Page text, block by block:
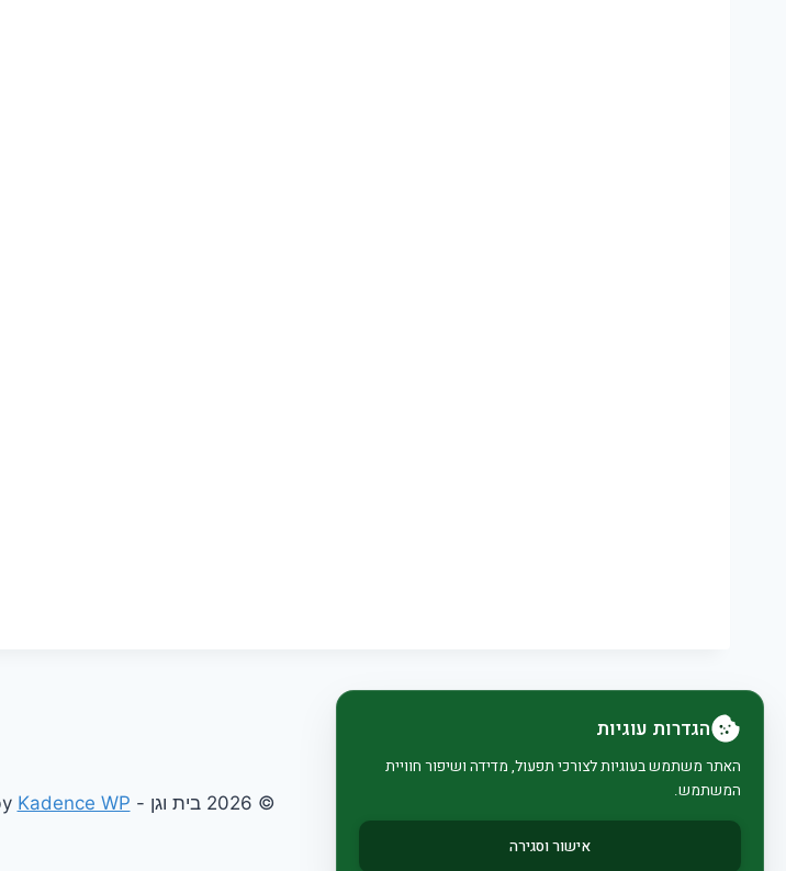
© 2026 בית וגן - WordPress Theme by Kadence WP
הגדרות עוגיות
האתר משתמש בעוגיות לצורכי תפעול, מדידה ושיפור חוויית
המשתמש.
אישור וסגירה